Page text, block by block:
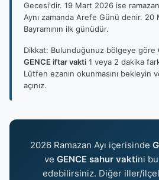
Gecesi'dir. 19 Mart 2026 ise
Aynı zamanda Arefe Günü denir. 20
Bayramının ilk günüdür.
Dikkat: Bulunduğunuz bölgeye göre
GENCE iftar vakti 1 veya 2 dakika
Lütfen ezanın okunmasını bekleyin
açınız.
2026 Ramazan Ayı içerisinde
ve GENCE sahur vaktini
edebilirsiniz. Diğer iller/